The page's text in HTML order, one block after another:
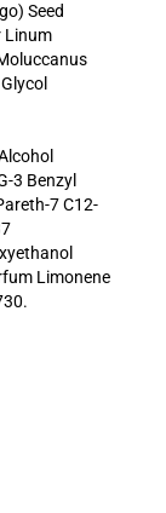
Seed
Linum
3 Benzyl
7 C12-
Limonene